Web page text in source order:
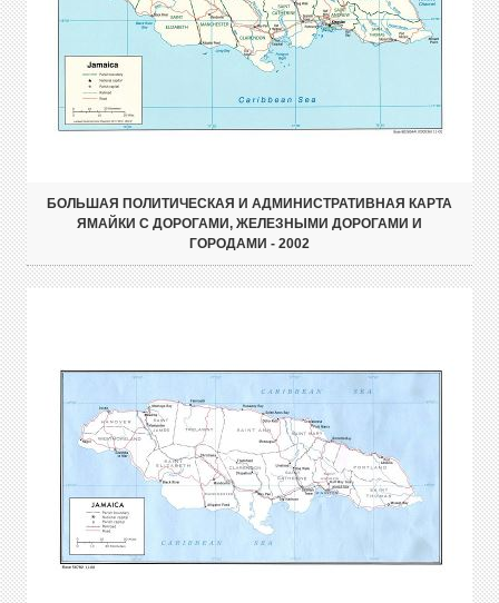
БОЛЬШАЯ ПОЛИТИЧЕСКАЯ И АДМИНИСТРАТИВНАЯ КАРТА
ЯМАЙКИ С ДОРОГАМИ, ЖЕЛЕЗНЫМИ ДОРОГАМИ И
ГОРОДАМИ - 2002